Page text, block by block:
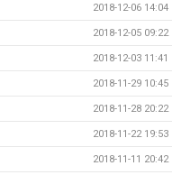
2018-12-06 14:04
2018-12-05 09:22
2018-12-03 11:41
2018-11-29 10:45
2018-11-28 20:22
2018-11-22 19:53
2018-11-11 20:42